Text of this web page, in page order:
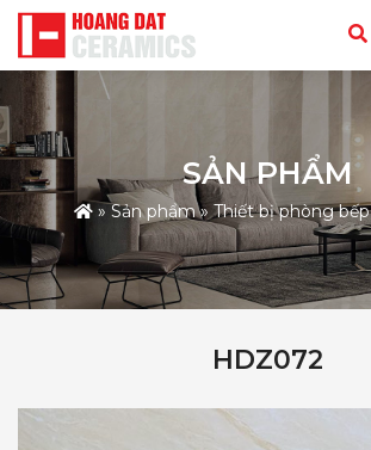
SẢN PHẨM
» Sản phẩm » Thiết bị phòng bếp
HDZ072